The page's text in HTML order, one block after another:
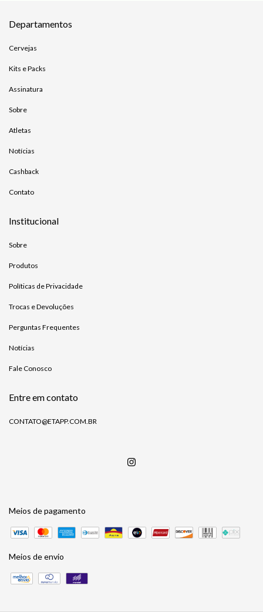
Departamentos
Cervejas
Kits e Packs
Assinatura
Sobre
Atletas
Notícias
Cashback
Contato
Institucional
Sobre
Produtos
Políticas de Privacidade
Trocas e Devoluções
Perguntas Frequentes
Notícias
Fale Conosco
Entre em contato
CONTATO@ETAPP.COM.BR
Meios de pagamento
Meios de envio